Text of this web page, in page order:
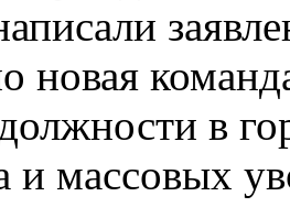
новая
в
и массовых